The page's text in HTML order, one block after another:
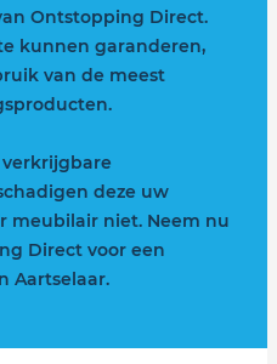
Ontstopping Direct.
kunnen garanderen,
van de meest
deze uw
meubilair niet. Neem nu
Direct voor een
Aartselaar.